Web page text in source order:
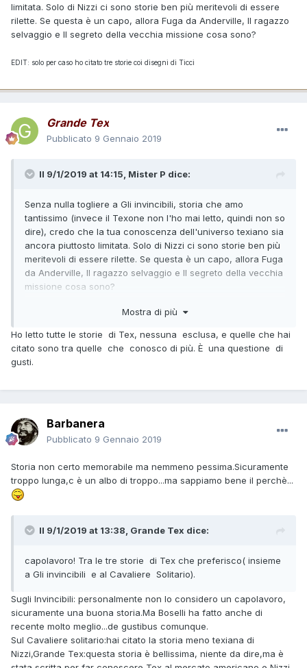
limitata. Solo di Nizzi ci sono storie ben più meritevoli di essere
rilette. Se questa è un capo, allora Fuga da Anderville, Il ragazzo
selvaggio e Il segreto della vecchia missione cosa sono?
EDIT: solo per caso ho citato tre storie coi disegni di Ticci
Grande Tex
Pubblicato 9 Gennaio 2019
Il 9/1/2019 at 14:15, Mister P dice:
Senza nulla togliere a Gli invincibili, storia che amo
tantissimo (invece il Texone non l'ho mai letto, quindi non so
dire), credo che la tua conoscenza dell'universo texiano sia
ancora piuttosto limitata. Solo di Nizzi ci sono storie ben più
meritevoli di essere rilette. Se questa è un capo, allora Fuga
da Anderville, Il ragazzo selvaggio e Il segreto della vecchia
missione cosa sono?
EDIT: solo per caso ho citato tre storie coi disegni di Ticci
Mostra di più
Ho letto tutte le storie di Tex, nessuna esclusa, e quelle che hai
citato sono tra quelle che conosco di più. È una questione di
gusti.
Barbanera
Pubblicato 9 Gennaio 2019
Storia non certo memorabile ma nemmeno pessima.Sicuramente
troppo lunga,c è un albo di troppo...ma sappiamo bene il perchè...
Il 9/1/2019 at 13:38, Grande Tex dice:
capolavoro! Tra le tre storie di Tex che preferisco( insieme
a Gli invincibili e al Cavaliere Solitario).
Sugli Invincibili: personalmente non lo considero un capolavoro,
sicuramente una buona storia.Ma Boselli ha fatto anche di
recente molto meglio...de gustibus comunque.
Sul Cavaliere solitario:hai citato la storia meno texiana di
Nizzi,Grande Tex:questa storia è bellissima, niente da dire,ma è